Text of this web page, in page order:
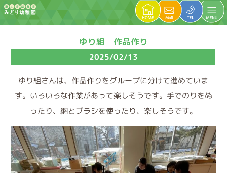
ゆり組 作品作り
2025/02/13
ゆり組さんは、作品作りをグループに分けて進めていま
す。いろいろな作業があって楽しそうです。手でのりをぬ
ったり、網とブラシを使ったり、楽しそうです。